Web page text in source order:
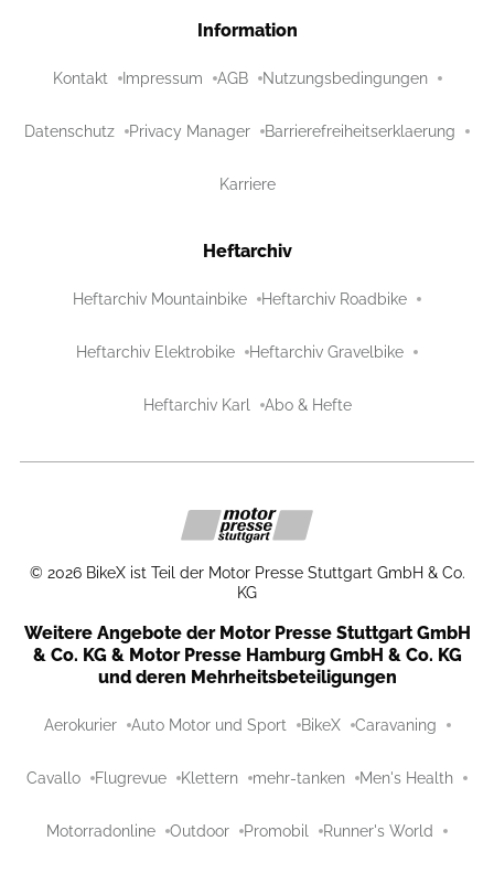
Information
Kontakt Impressum AGB Nutzungsbedingungen
Datenschutz Privacy Manager Barrierefreiheitserklaerung
Karriere
Heftarchiv
Heftarchiv Mountainbike Heftarchiv Roadbike
Heftarchiv Elektrobike Heftarchiv Gravelbike
Heftarchiv Karl Abo & Hefte
© 2026 BikeX ist Teil der Motor Presse Stuttgart GmbH & Co.
KG
Weitere Angebote der Motor Presse Stuttgart GmbH
& Co. KG & Motor Presse Hamburg GmbH & Co. KG
und deren Mehrheitsbeteiligungen
Aerokurier Auto Motor und Sport BikeX Caravaning
Cavallo Flugrevue Klettern mehr-tanken Men's Health
Motorradonline Outdoor Promobil Runner's World